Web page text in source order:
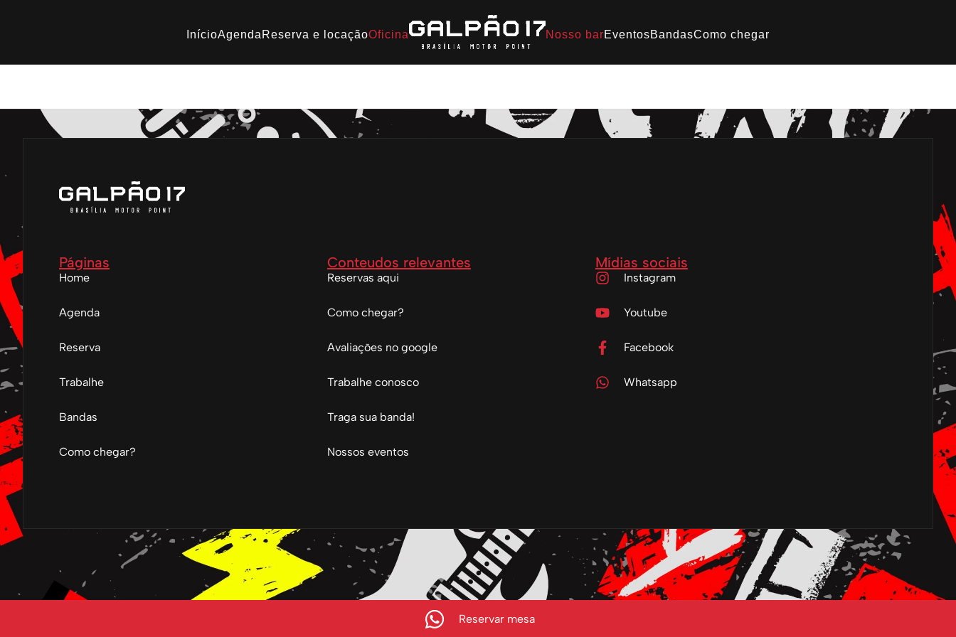
InícioAgenda Reserva e locaçãoOficina Nosso barEventosBandasComo chegar
Páginas
Home
Agenda
Reserva
Trabalhe
Bandas
Como chegar?
Conteudos relevantes
Reservas aqui
Como chegar?
Avaliações no google
Trabalhe conosco
Traga sua banda!
Nossos eventos
Mídias sociais
Instagram
Youtube
Facebook
Whatsapp
Reservar mesa